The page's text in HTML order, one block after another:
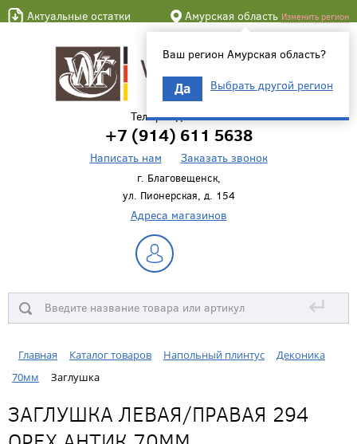
Актуальные остатки Амурская область Изменить регион
Ваш регион Амурская область?
Да Выбрать другой регион
Телефон для связи
+7 (914) 611 5638
Написать нам Заказать звонок
г. Благовещенск,
ул. Пионерская, д. 154
Адреса магазинов
↵
Главная Каталог товаров Напольный плинтус
Деконика
70мм
Заглушка
ЗАГЛУШКА ЛЕВАЯ/ПРАВАЯ 294